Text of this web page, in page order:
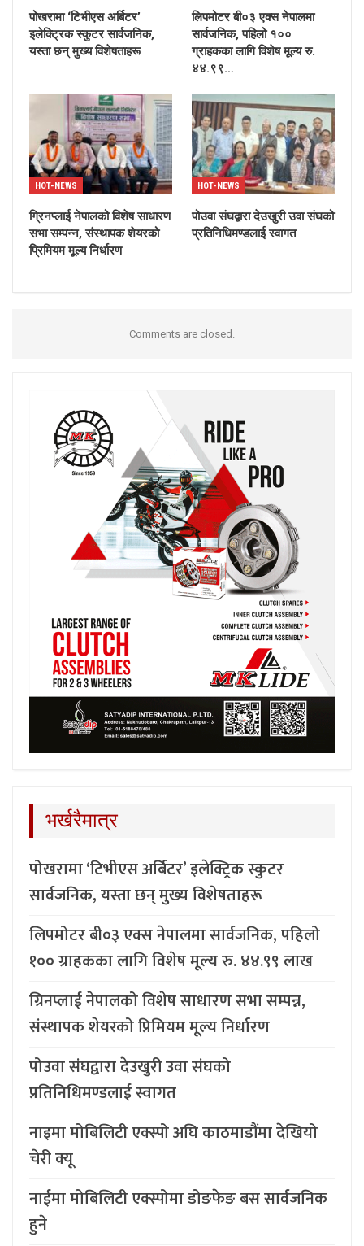
पोखरामा ‘टिभीएस अर्बिटर’
इलेक्ट्रिक स्कुटर सार्वजनिक,
यस्ता छन् मुख्य विशेषताहरू
लिपमोटर बी०३ एक्स नेपालमा
सार्वजनिक, पहिलो १००
ग्राहकका लागि विशेष मूल्य रु.
४४.९९…
HOT-NEWS
ग्रिनप्लाई नेपालको विशेष साधारण
सभा सम्पन्न, संस्थापक शेयरको
प्रिमियम मूल्य निर्धारण
HOT-NEWS
पोउवा संघद्वारा देउखुरी उवा संघको
प्रतिनिधिमण्डलाई स्वागत
Comments are closed.
भर्खरैमात्र
पोखरामा ‘टिभीएस अर्बिटर’ इलेक्ट्रिक स्कुटर
सार्वजनिक, यस्ता छन् मुख्य विशेषताहरू
लिपमोटर बी०३ एक्स नेपालमा सार्वजनिक, पहिलो
१०० ग्राहकका लागि विशेष मूल्य रु. ४४.९९ लाख
ग्रिनप्लाई नेपालको विशेष साधारण सभा सम्पन्न,
संस्थापक शेयरको प्रिमियम मूल्य निर्धारण
पोउवा संघद्वारा देउखुरी उवा संघको
प्रतिनिधिमण्डलाई स्वागत
नाइमा मोबिलिटी एक्स्पो अघि काठमाडौंमा देखियो
चेरी क्यू
नाईमा मोबिलिटी एक्स्पोमा डोङफेङ बस सार्वजनिक
हुने